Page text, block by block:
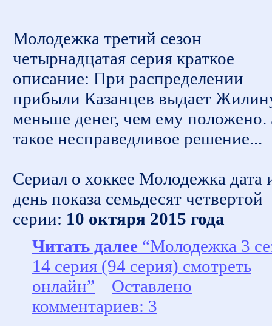
Молодежка третий сезон
четырнадцатая серия краткое
описание: При распределении
прибыли Казанцев выдает
меньше денег, чем ему положено.
такое несправедливое решение...
Сериал о хоккее Молодежка дата
день показа семьдесят четвертой
серии: 10 октяря 2015 года
Читать далее “Молодежка 3
14 серия (94 серия) смотреть
онлайн”
Оставлено
комментариев: 3